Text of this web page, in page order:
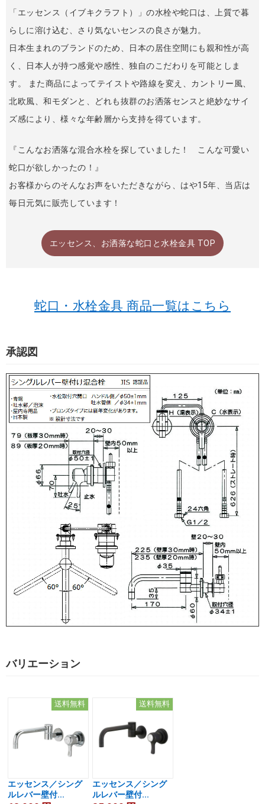
「エッセンス（イブキクラフト）」の水栓や蛇口は、上質で暮
らしに溶け込む、さり気ないセンスの良さが魅力。
日本生まれのブランドのため、日本の居住空間にも親和性が高
く、日本人が持つ感覚や感性、独自のこだわりを可能としま
す。 また商品によってテイストや路線を変え、カントリー風、
北欧風、和モダンと、どれも抜群のお洒落センスと絶妙なサイ
ズ感により、様々な年齢層から支持を得ています。
『こんなお洒落な混合水栓を探していました！ こんな可愛い
蛇口が欲しかったの！』
お客様からのそんなお声をいただきながら、はや15年、当店は
毎日元気に販売しています！
エッセンス、お洒落な蛇口と水栓金具 TOP
蛇口・水栓金具 商品一覧はこちら
承認図
バリエーション
送料無料
エッセンス／シング
ルレバー壁付...
送料無料
エッセンス／シング
ルレバー壁付...